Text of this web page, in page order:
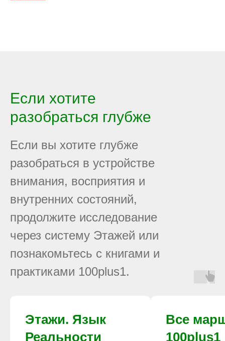
Если хотите
разобраться глубже
Если вы хотите глубже
разобраться в устройстве
внимания, восприятия и
внутренних состояний,
продолжите исследование
через систему Этажей или
познакомьтесь с книгами и
практиками 100plus1.
Этажи. Язык
Реальности
Все
100plus1